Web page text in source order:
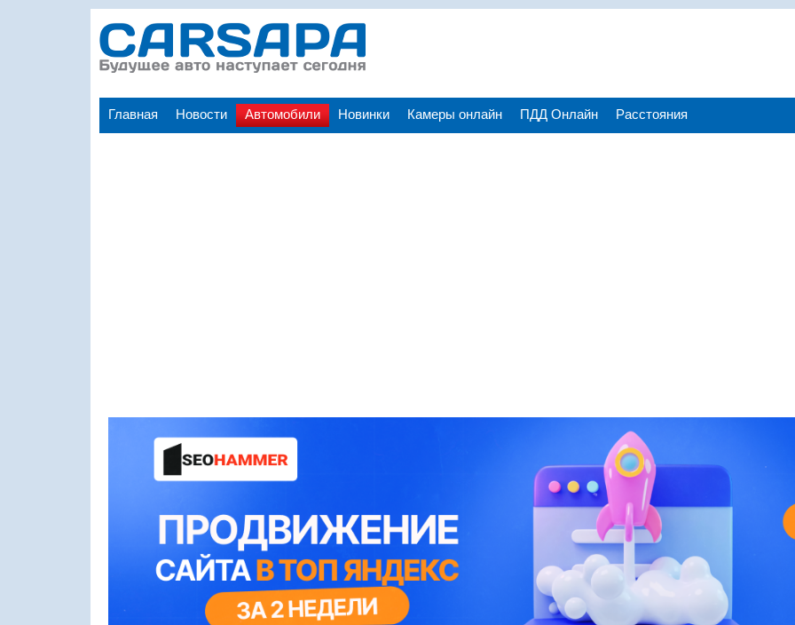
Главная Новости Автомобили Новинки Камеры онлайн ПДД Онлайн Расстояния